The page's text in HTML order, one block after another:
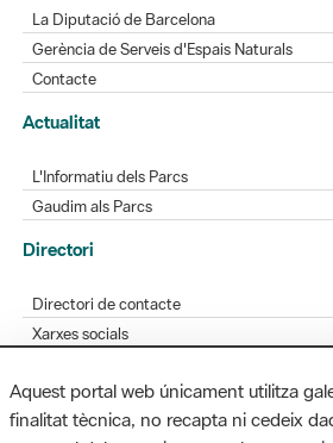
La Diputació de Barcelona
Gerència de Serveis d'Espais Naturals
Contacte
Actualitat
L'Informatiu dels Parcs
Gaudim als Parcs
Directori
Directori de contacte
Xarxes socials
Bústia de suggeriments
Opineu sobre els parcs
Aquest portal web únicament utilitza
finalitat tècnica, no recapta ni cedeix